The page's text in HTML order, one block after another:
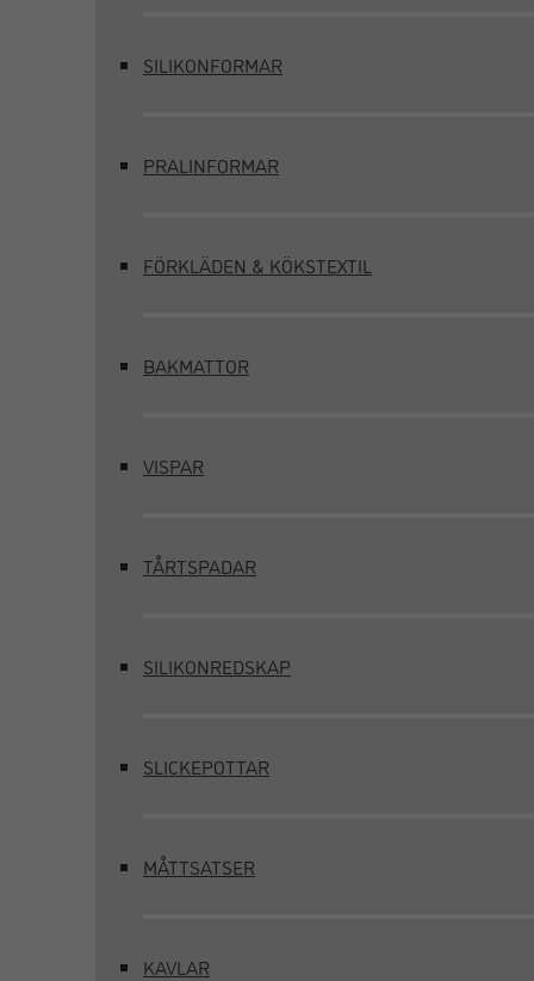
SILIKONFORMAR
PRALINFORMAR
FÖRKLÄDEN & KÖKSTEXTIL
BAKMATTOR
VISPAR
TÅRTSPADAR
SILIKONREDSKAP
SLICKEPOTTAR
MÅTTSATSER
KAVLAR